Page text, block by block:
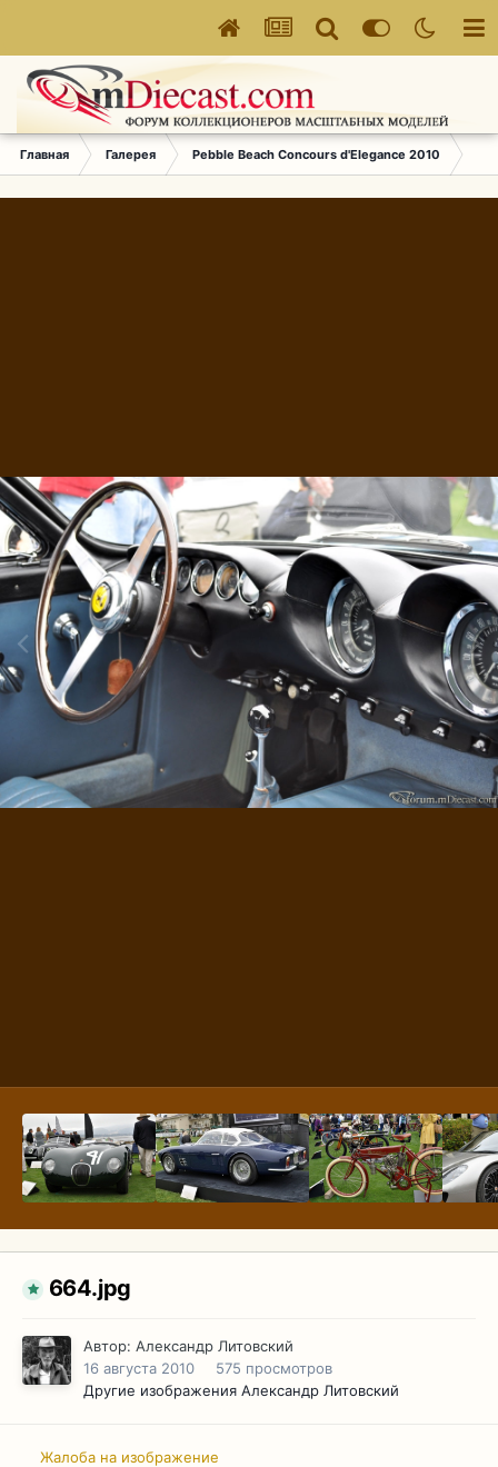
Главная Галерея Pebble Beach Concours d'Elegance 2010
664.jpg
Автор: Александр Литовский
16 августа 2010
575 просмотров
Другие изображения Александр Литовский
Жалоба на изображение